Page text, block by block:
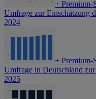
+ Premium-
Umfrage zur Einschätzung
2024
+ Premium-
Umfrage in Deutschland
2025